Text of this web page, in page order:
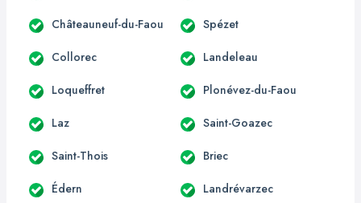
Châteauneuf-du-Faou Spézet
Collorec Landeleau
Loqueffret Plonévez-du-Faou
Laz Saint-Goazec
Saint-Thois Briec
Édern Landrévarzec